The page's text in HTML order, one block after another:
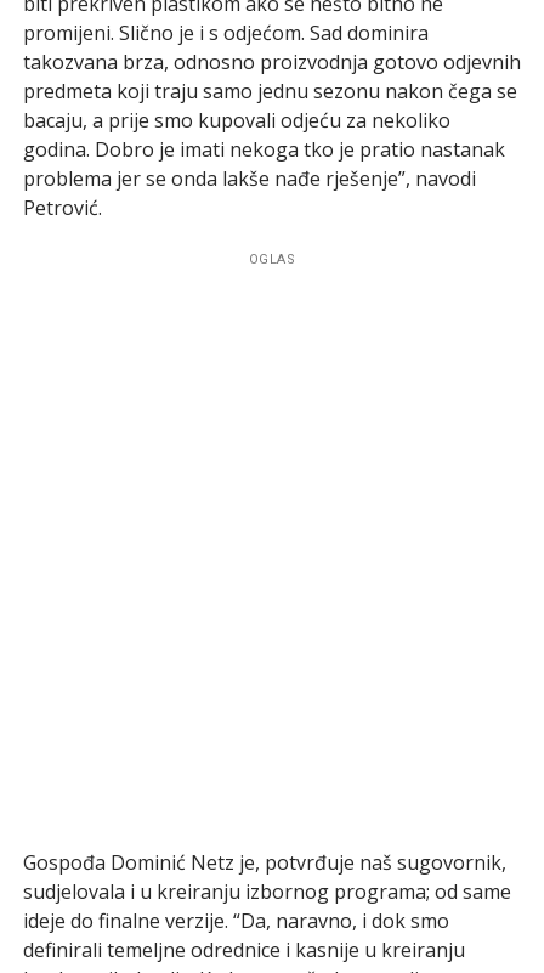
promijeni. Slično je i s odjećom. Sad dominira
takozvana brza, odnosno proizvodnja gotovo odjevnih
predmeta koji traju samo jednu sezonu nakon čega se
bacaju, a prije smo kupovali odjeću za nekoliko
godina. Dobro je imati nekoga tko je pratio nastanak
problema jer se onda lakše nađe rješenje”, navodi
Petrović.
OGLAS
Gospođa Dominić Netz je, potvrđuje naš sugovornik,
sudjelovala i u kreiranju izbornog programa; od same
ideje do finalne verzije. “Da, naravno, i dok smo
definirali temeljne odrednice i kasnije u kreiranju